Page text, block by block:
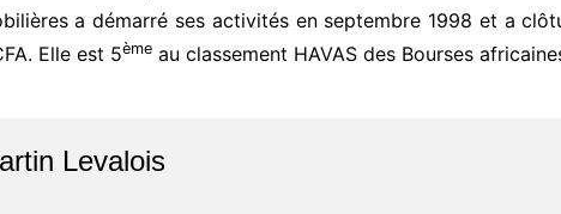
a démarré ses activités en septembre 1998 et a
Elle est 5ème au classement HAVAS des Bourses
Levalois